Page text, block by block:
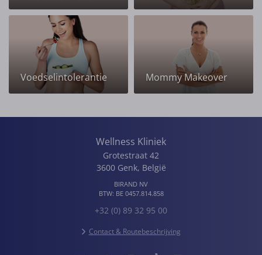
Voedselintolerantie Mommy Makeover
Wellness Kliniek
Grotestraat 42
3600 Genk, België
BIRAND NV
BTW: BE 0457.814.858
+32 (0) 89 32 95 00
Contact & Routebeschrijving